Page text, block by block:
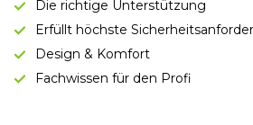
Die richtige Unterstützung
Erfüllt höchste
Design & Komfort
Fachwissen für den Profi